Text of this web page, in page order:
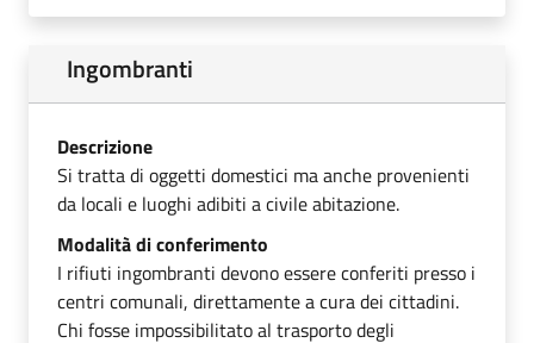
Ingombranti
Descrizione
Si tratta di oggetti domestici ma anche provenienti
da locali e luoghi adibiti a civile abitazione.
Modalità di conferimento
I rifiuti ingombranti devono essere conferiti presso i
centri comunali, direttamente a cura dei cittadini.
Chi fosse impossibilitato al trasporto degli